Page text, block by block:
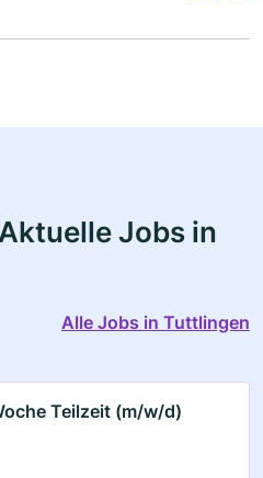
Jobs in
Alle Jobs in Tuttlingen
Teilzeit (m/w/d)